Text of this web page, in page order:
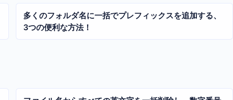
多くのフォルダ名に一括でプレフィックスを追加する、
3つの便利な方法！